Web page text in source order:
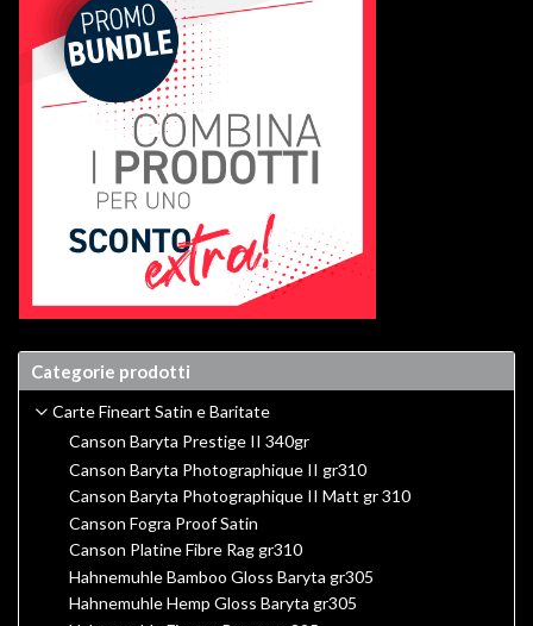
Categorie prodotti
Carte Fineart Satin e Baritate
Canson Baryta Prestige II 340gr
Canson Baryta Photographique II gr310
Canson Baryta Photographique II Matt gr 310
Canson Fogra Proof Satin
Canson Platine Fibre Rag gr310
Hahnemuhle Bamboo Gloss Baryta gr305
Hahnemuhle Hemp Gloss Baryta gr305